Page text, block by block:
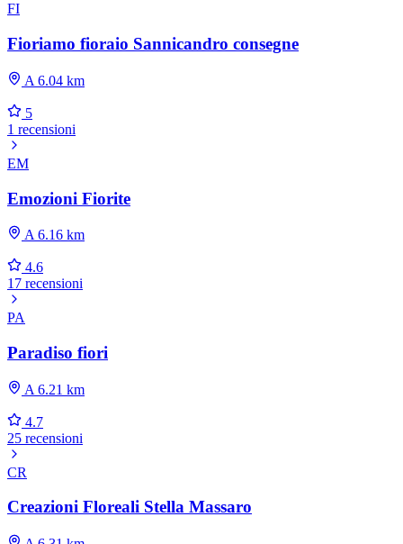
FI
Fioriamo fioraio Sannicandro consegne
A 6.04 km
5
1 recensioni
EM
Emozioni Fiorite
A 6.16 km
4.6
17 recensioni
PA
Paradiso fiori
A 6.21 km
4.7
25 recensioni
CR
Creazioni Floreali Stella Massaro